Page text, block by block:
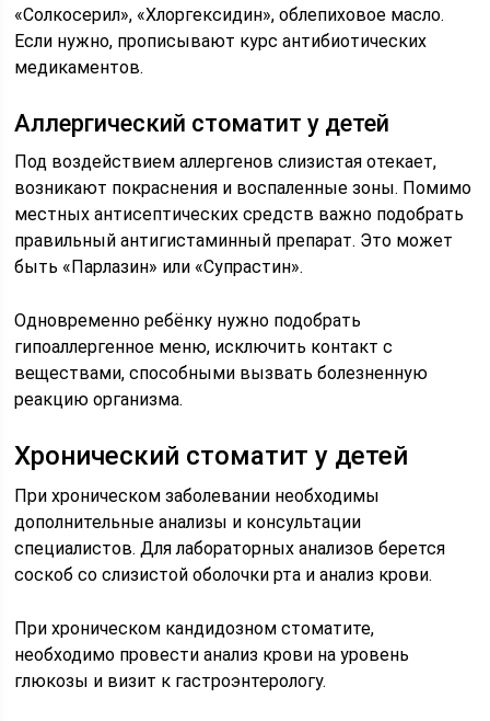
«Солкосерил», «Хлоргексидин», облепиховое масло.
Если нужно, прописывают курс антибиотических
медикаментов.
Аллергический стоматит у детей
Под воздействием аллергенов слизистая отекает,
возникают покраснения и воспаленные зоны. Помимо
местных антисептических средств важно подобрать
правильный антигистаминный препарат. Это может
быть «Парлазин» или «Супрастин».
Одновременно ребёнку нужно подобрать
гипоаллергенное меню, исключить контакт с
веществами, способными вызвать болезненную
реакцию организма.
Хронический стоматит у детей
При хроническом заболевании необходимы
дополнительные анализы и консультации
специалистов. Для лабораторных анализов берется
соскоб со слизистой оболочки рта и анализ крови.
При хроническом кандидозном стоматите,
необходимо провести анализ крови на уровень
глюкозы и визит к гастроэнтерологу.